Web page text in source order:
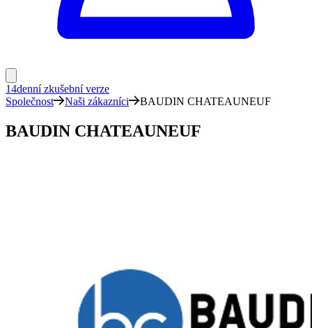
14denní zkušební verze
Společnost
Naši zákazníci BAUDIN CHATEAUNEUF
BAUDIN CHATEAUNEUF